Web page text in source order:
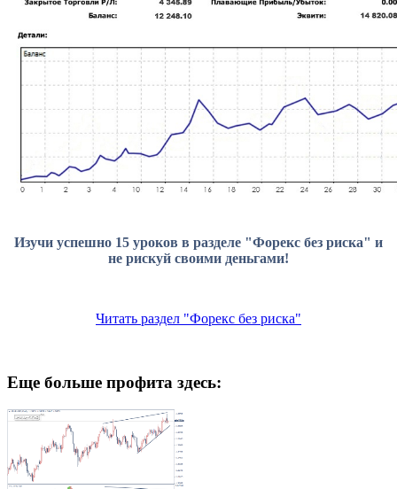
Изучи успешно 15 уроков в разделе "Форекс без риска" и
не рискуй своими деньгами!
Читать раздел "Форекс без риска"
Еще больше профита здесь: